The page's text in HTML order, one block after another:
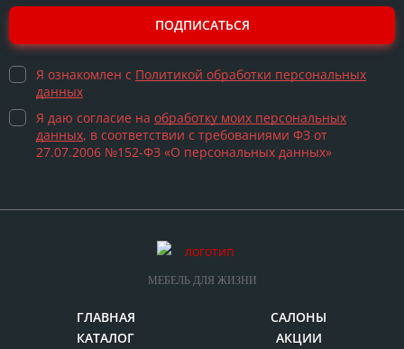
ПОДПИСАТЬСЯ
Я ознакомлен с Политикой обработки персональных
данных
Я даю согласие на обработку моих персональных
данных, в соответствии с требованиями ФЗ от
27.07.2006 №152-ФЗ «О персональных данных»
МЕБЕЛЬ ДЛЯ ЖИЗНИ
ГЛАВНАЯ
САЛОНЫ
КАТАЛОГ
АКЦИИ